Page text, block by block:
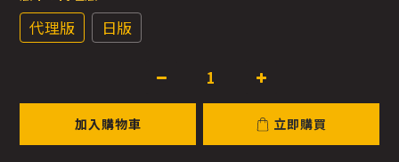
代理版 日版
加入購物車 立即購買